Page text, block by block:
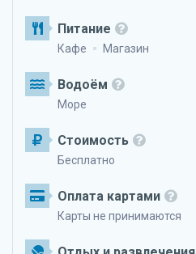
Питание
Кафе Магазин
Водоём
Море
Стоимость
Бесплатно
Оплата картами
Карты не принимаются